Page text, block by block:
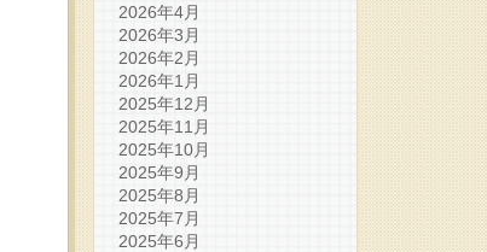
2026年4月
2026年3月
2026年2月
2026年1月
2025年12月
2025年11月
2025年10月
2025年9月
2025年8月
2025年7月
2025年6月